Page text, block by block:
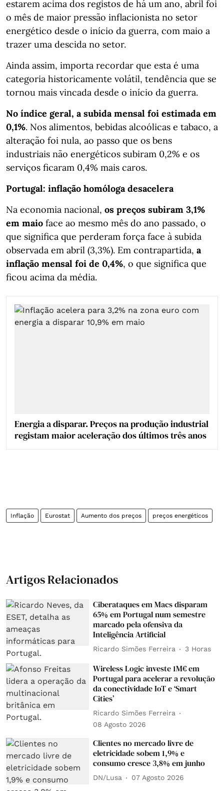
estarem acima dos registos de há um ano, abril foi
o mês de maior pressão inflacionista no setor
energético desde o início da guerra, com maio a
trazer uma descida no setor.
Ainda assim, importa recordar que esta é uma
categoria historicamente volátil, tendência que se
tornou mais vincada desde o início da guerra.
No índice geral, a subida mensal foi estimada em
0,1%. Nos alimentos, bebidas alcoólicas e tabaco, a
alteração foi nula, ao passo que os bens
industriais não energéticos subiram 0,2% e os
serviços ficaram 0,4% mais caros.
Portugal: inflação homóloga desacelera
Na economia nacional, os preços subiram 3,1%
em maio face ao mesmo mês do ano passado, o
que significa que perderam força face à subida
observada em abril (3,3%). Em contrapartida, a
inflação mensal foi de 0,4%, o que significa que
ficou acima da média.
Energia a disparar. Preços na produção industrial
registam maior aceleração dos últimos três anos
Inflação Eurostat Aumento dos preços preços energéticos
Artigos Relacionados
Ciberataques em Macs disparam
65% em Portugal num semestre
marcado pela ofensiva da
Inteligência Artificial
Ricardo Simões Ferreira 3 Horas
Wireless Logic investe 1M€ em
Portugal para acelerar a revolução
da conectividade IoT e ‘Smart
Cities’
Ricardo Simões Ferreira
08 Agosto 2026
Clientes no mercado livre de
eletricidade sobem 1,9% e
consumo cresce 3,8% em junho
DN/Lusa 07 Agosto 2026